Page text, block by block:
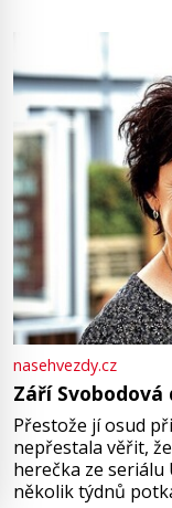
Jsme spolu moc
nasehvezdy.cz
Září Svobodová
Přestože jí osud
nepřestala věřit, že
herečka ze seriálu
několik týdnů